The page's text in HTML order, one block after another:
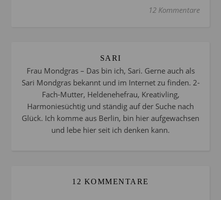
12 Kommentare
SARI
Frau Mondgras – Das bin ich, Sari. Gerne auch als
Sari Mondgras bekannt und im Internet zu finden. 2-
Fach-Mutter, Heldenehefrau, Kreativling,
Harmoniesüchtig und ständig auf der Suche nach
Glück. Ich komme aus Berlin, bin hier aufgewachsen
und lebe hier seit ich denken kann.
12 KOMMENTARE